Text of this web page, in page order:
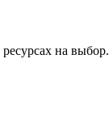
на выбор.